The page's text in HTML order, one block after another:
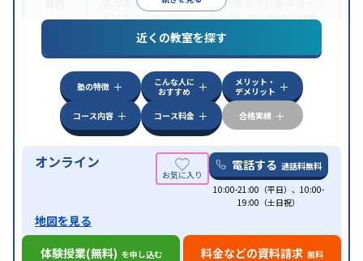
学習習慣の定着国公立大対策
ト対策英検(英語検定)対策英語・英会話特化対策
特徴
中高一貫校生に対応授業の振替可能
学習にPC・タブレットを利用オンライン対応1
科目から受講可能
近くの教室を探す
塾の特徴
こんな人に
おすすめ
メリット・
デメリット
コース内容
コース料金 合格実績
オンライン 電話する 通話料無料
10:00-21:00（平日）、10:00-
19:00（土日祝）
地図を見る
体験授業(無料) を申し込む 料金などの資料請求 無料